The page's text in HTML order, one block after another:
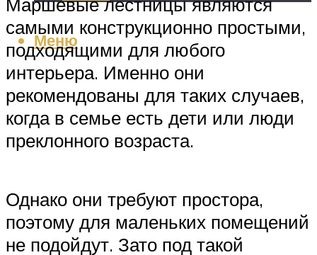
Меню
самыми конструкционно простыми,
подходящими для любого
интерьера. Именно они
рекомендованы для таких случаев,
когда в семье есть дети или люди
преклонного возраста.
Однако они требуют простора,
поэтому для маленьких помещений
не подойдут. Зато под такой